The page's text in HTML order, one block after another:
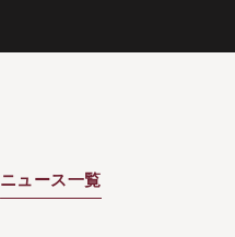
ニュース一覧